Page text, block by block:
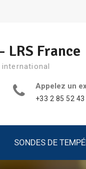
LRS France
Appelez un
+33 2 85 52 43
SONDES DE